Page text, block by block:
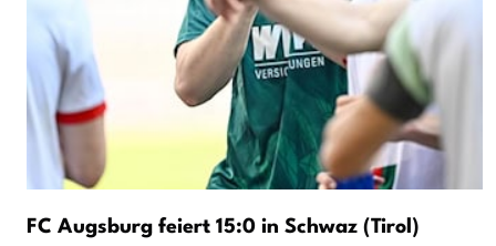
FC Augsburg feiert 15:0 in Schwaz (Tirol)